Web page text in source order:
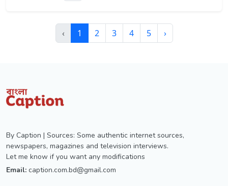
‹ 1 2 3 4 5 ›
By Caption | Sources: Some authentic internet sources,
newspapers, magazines and television interviews.
Let me know if you want any modifications
Email: caption.com.bd@gmail.com